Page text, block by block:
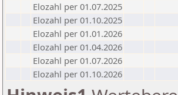
Elozahl per 01.07.2025
Elozahl per 01.10.2025
Elozahl per 01.01.2026
Elozahl per 01.04.2026
Elozahl per 01.07.2026
Elozahl per 01.10.2026